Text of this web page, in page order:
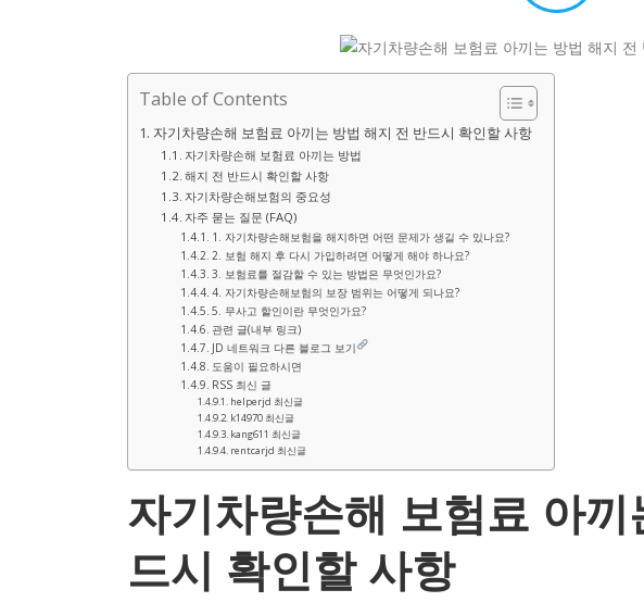
Table of Contents
자기차량손해 보험료 아끼는 방법 해지 전 반드시 확인할 사항
자기차량손해 보험료 아끼는 방법
해지 전 반드시 확인할 사항
자기차량손해보험의 중요성
자주 묻는 질문 (FAQ)
1. 자기차량손해보험을 해지하면 어떤 문제가 생길 수 있나요?
2. 보험 해지 후 다시 가입하려면 어떻게 해야 하나요?
3. 보험료를 절감할 수 있는 방법은 무엇인가요?
4. 자기차량손해보험의 보장 범위는 어떻게 되나요?
5. 무사고 할인이란 무엇인가요?
관련 글(내부 링크)
JD 네트워크 다른 블로그 보기
도움이 필요하시면
RSS 최신 글
helperjd 최신글
k14970 최신글
kang611 최신글
rentcarjd 최신글
자기차량손해 보험료 아
드시 확인할 사항